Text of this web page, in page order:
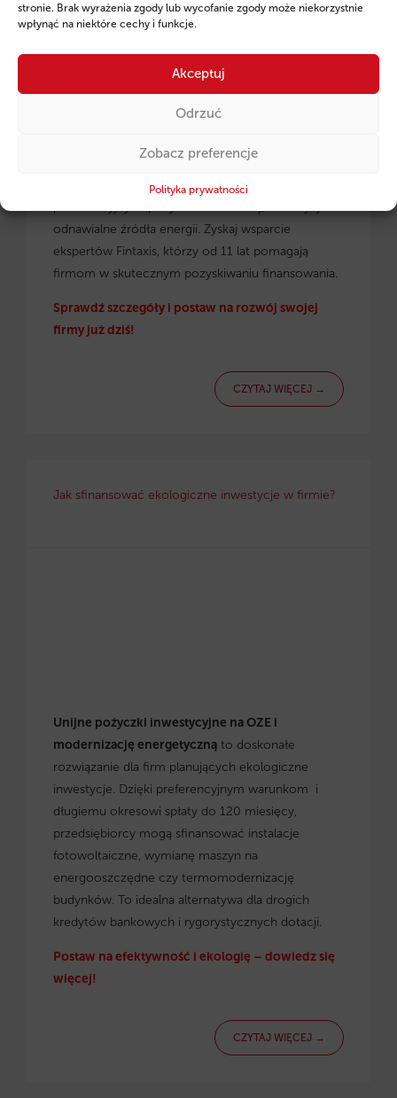
stronie. Brak wyrażenia zgody lub wycofanie zgody może niekorzystnie
wpłynąć na niektóre cechy i funkcje.
Akceptuj
Odrzuć
Zobacz preferencje
Polityka prywatności
Pożyczki unijne dla małopolskich
przedsiębiorców– dowiedz się, jak skorzystać z
odnawialne źródła energii. Zyskaj wsparcie
ekspertów Fintaxis, którzy od 11 lat pomagają
firmom w skutecznym pozyskiwaniu finansowania.
Sprawdź szczegóły i postaw na rozwój swojej
firmy już dziś!
CZYTAJ WIĘCEJ →
Jak sfinansować ekologiczne inwestycje w firmie?
Unijne pożyczki inwestycyjne na OZE i
modernizację energetyczną to doskonałe
rozwiązanie dla firm planujących ekologiczne
inwestycje. Dzięki preferencyjnym warunkom i
długiemu okresowi spłaty do 120 miesięcy,
przedsiębiorcy mogą sfinansować instalacje
fotowoltaiczne, wymianę maszyn na
energooszczędne czy termomodernizację
budynków. To idealna alternatywa dla drogich
kredytów bankowych i rygorystycznych dotacji.
Postaw na efektywność i ekologię – dowiedz się
więcej!
CZYTAJ WIĘCEJ →